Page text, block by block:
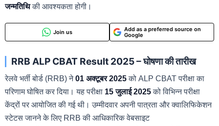
जन्मतिथिकी आवश्यकता होगी।
Join us
Add as a preferred source on
Google
RRB ALP CBAT Result 2025 – घोषणा की तारीख
रेलवे भर्ती बोर्ड (RRB) ने01 अक्टूबर 2025को ALP CBAT परीक्षा का
परिणाम घोषित कर दिया। यह परीक्षा 15 जुलाई 2025को विभिन्न परीक्षा
केंद्रों पर आयोजित की गई थी। उम्मीदवार अपनी पात्रता और क्वालिफिकेशन
स्टेटस जानने के लिए RRB की आधिकारिक वेबसाइट